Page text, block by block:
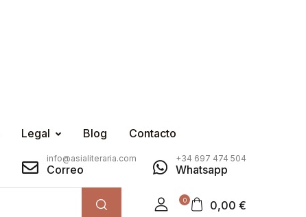
Legal Blog Contacto
info@asialiteraria.com
Correo
+34 697 474 504
Whatsapp
0 0,00 €